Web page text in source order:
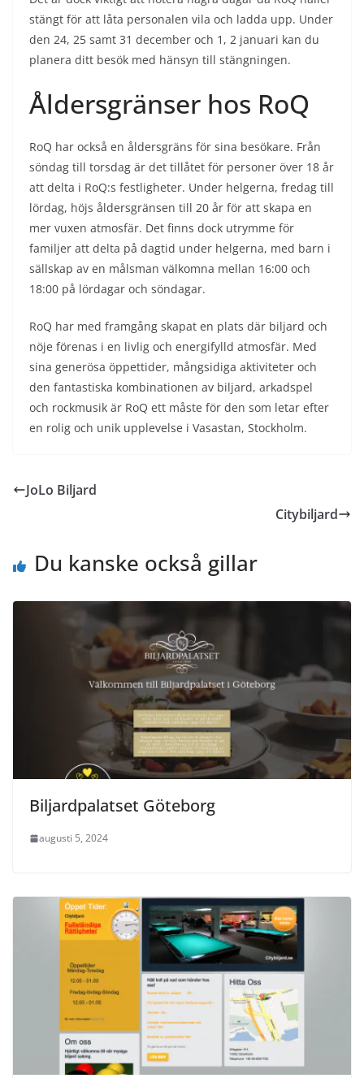
stängt för att låta personalen vila och ladda upp. Under
den 24, 25 samt 31 december och 1, 2 januari kan du
planera ditt besök med hänsyn till stängningen.
Åldersgränser hos RoQ
RoQ har också en åldersgräns för sina besökare. Från
söndag till torsdag är det tillåtet för personer över 18 år
att delta i RoQ:s festligheter. Under helgerna, fredag till
lördag, höjs åldersgränsen till 20 år för att skapa en
mer vuxen atmosfär. Det finns dock utrymme för
familjer att delta på dagtid under helgerna, med barn i
sällskap av en målsman välkomna mellan 16:00 och
18:00 på lördagar och söndagar.
RoQ har med framgång skapat en plats där biljard och
nöje förenas i en livlig och energifylld atmosfär. Med
sina generösa öppettider, mångsidiga aktiviteter och
den fantastiska kombinationen av biljard, arkadspel
och rockmusik är RoQ ett måste för den som letar efter
en rolig och unik upplevelse i Vasastan, Stockholm.
JoLo Biljard
Citybiljard
Du kanske också gillar
Biljardpalatset Göteborg
augusti 5, 2024